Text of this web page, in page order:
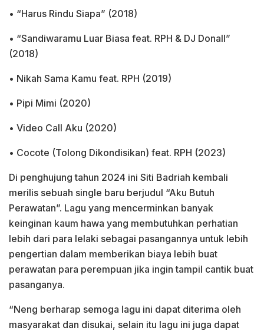
• “Harus Rindu Siapa” (2018)
• “Sandiwaramu Luar Biasa feat. RPH & DJ Donall”
(2018)
• Nikah Sama Kamu feat. RPH (2019)
• Pipi Mimi (2020)
• Video Call Aku (2020)
• Cocote (Tolong Dikondisikan) feat. RPH (2023)
Di penghujung tahun 2024 ini Siti Badriah kembali
merilis sebuah single baru berjudul “Aku Butuh
Perawatan”. Lagu yang mencerminkan banyak
keinginan kaum hawa yang membutuhkan perhatian
lebih dari para lelaki sebagai pasangannya untuk lebih
pengertian dalam memberikan biaya lebih buat
perawatan para perempuan jika ingin tampil cantik buat
pasanganya.
“Neng berharap semoga lagu ini dapat diterima oleh
masyarakat dan disukai, selain itu lagu ini juga dapat